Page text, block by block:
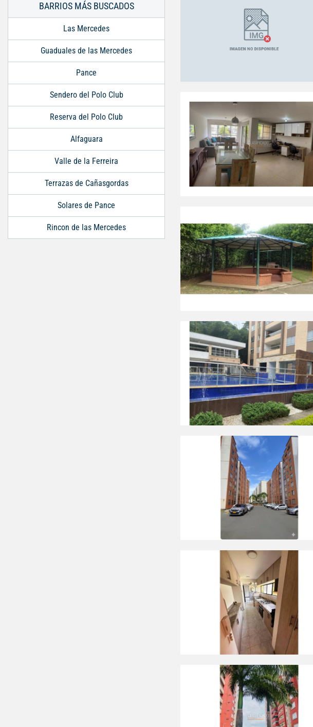
BARRIOS MÁS BUSCADOS
Las Mercedes
Guaduales de las Mercedes
Pance
Sendero del Polo Club
Reserva del Polo Club
Alfaguara
Valle de la Ferreira
Terrazas de Cañasgordas
Solares de Pance
Rincon de las Mercedes